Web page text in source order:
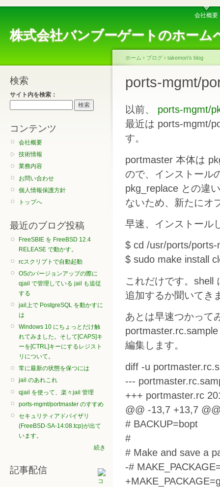
株式会社バンブーゲートのホーム
会社概要
検索
サイト内を検索：
コンテンツ
会社概要
技術情報
業務内容
お問い合わせ
個人情報保護方針
トップへ
最近のブログ投稿
FreeSBIE を FreeBSD 12.4
RELEASE で動かす。
rcスクリプトで自動起動
OSのバージョンアップの際に
qjail で管理している jail も追従
する
jail上で PostgreSQL を動かすに
は
Windows 10 にちょっとだけ触
れてみました。そして[CAPS]キ
ーを[CTRL]キーにするレジスト
リについて。
常に最新の状態を保つには
jail のあれこれ
qjail を使って、楽々jail 管理
ports-mgmt/portmaster のすすめ
セキュリティアドバイザリ
(FreeBSD-SA-14:08.tcp)が出て
います。
続き
記事配信
ホーム › ブログ › takemon's blog
ports-mgmt/
以前、 ports-mgmt/
最近は ports-mgmt/
す。
portmaster 本体は
ので、インストール
pkg_replace との違
ないため、新たにオ
早速、インストール
$ cd /usr/ports/
$ sudo make install
これだけです。shell
追加するか聞いてき
あとは早速つかっ
編集します。
diff -u
---
+++ portmaster.rc
@@ -13,7 +13,7
# BACKUP=bopt
#
# Make and save a
-#